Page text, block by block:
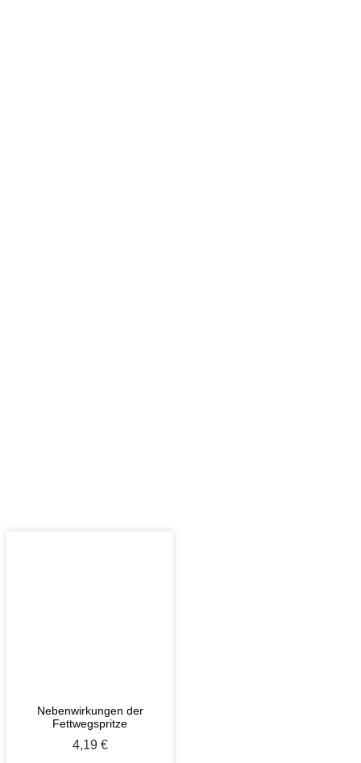
Nebenwirkungen der
Fettwegspritze
4,19 €